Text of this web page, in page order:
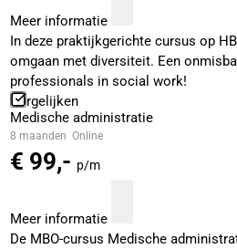
Meer informatie
In deze praktijkgerichte cursus op
omgaan met diversiteit. Een
professionals in social work!
Vergelijken
Medische administratie
8 maanden Online
€ 99,- p/m
Meer informatie
De MBO-cursus Medische